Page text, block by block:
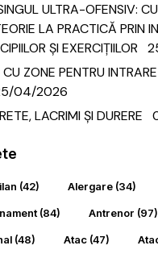
ULTRA-OFENSIV:
LA PRACTICĂ PRIN
ȘI EXERCIȚIILOR
ZONE PENTRU
04/2026
LACRIMI ȘI DURERE
(42) Alergare (34)
(84) Antrenor (97)
(48) Atac (47)